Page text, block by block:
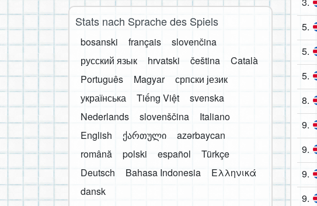
5.
5.
5.
8.
9.
9.
9.
9.
Stats nach Sprache des Spiels
bosanski français
slovenčina
русский язык
hrvatski čeština
Català
Português
Magyar
српски језик
українська
Tiếng Việt
svenska
Nederlands
slovenščina
Italiano
English
ქართული
azərbaycan
română
polski español
Türkçe
Deutsch
Bahasa Indonesia
Ελληνικά
dansk